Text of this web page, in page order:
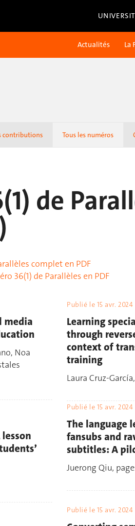
Actualités La
contributions Tous les numéros
de
complet en PDF
36(1) de Parallèles en PDF
media
Noa
Publié le 15 avr. 2024
Learning
through
context of
training
Laura Cruz-
Publié le 15 avr. 2024
The language
fansubs and
subtitles: A
Juerong Qiu,
Publié le 15 avr. 2024